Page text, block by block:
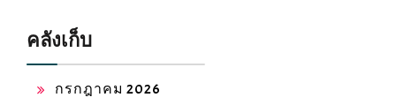
คลังเก็บ
กรกฎาคม 2026